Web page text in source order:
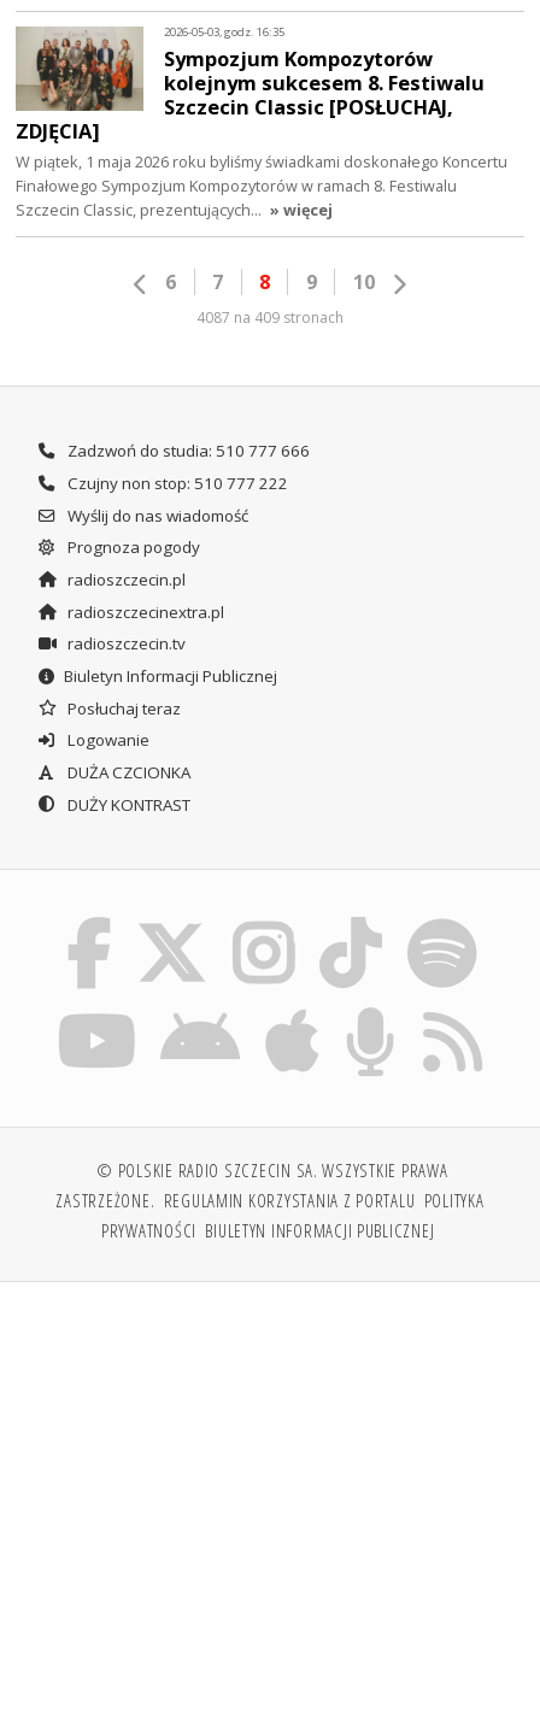
2026-05-03, godz. 16:35
Sympozjum Kompozytorów
kolejnym sukcesem 8. Festiwalu
Szczecin Classic [POSŁUCHAJ,
ZDJĘCIA]
W piątek, 1 maja 2026 roku byliśmy świadkami doskonałego Koncertu
Finałowego Sympozjum Kompozytorów w ramach 8. Festiwalu
Szczecin Classic, prezentujących… » więcej
6 7 8 9 10
4087 na 409 stronach
Zadzwoń do studia: 510 777 666
Czujny non stop: 510 777 222
Wyślij do nas wiadomość
Prognoza pogody
radioszczecin.pl
radioszczecinextra.pl
radioszczecin.tv
Biuletyn Informacji Publicznej
Posłuchaj teraz
Logowanie
DUŻA CZCIONKA
DUŻY KONTRAST
© POLSKIE RADIO SZCZECIN SA. WSZYSTKIE PRAWA
ZASTRZEŻONE. REGULAMIN KORZYSTANIA Z PORTALU POLITYKA
PRYWATNOŚCI BIULETYN INFORMACJI PUBLICZNEJ